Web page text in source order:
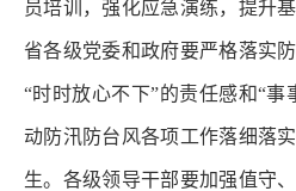
员培训，强化应急演练，提升
省各级党委和政府要严格落实
“时时放心不下”的责任感和“事
动防汛防台风各项工作落细落
生。各级领导干部要加强值守